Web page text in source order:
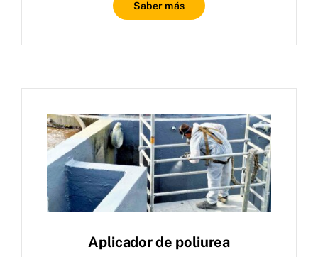
Saber más
Aplicador de poliurea